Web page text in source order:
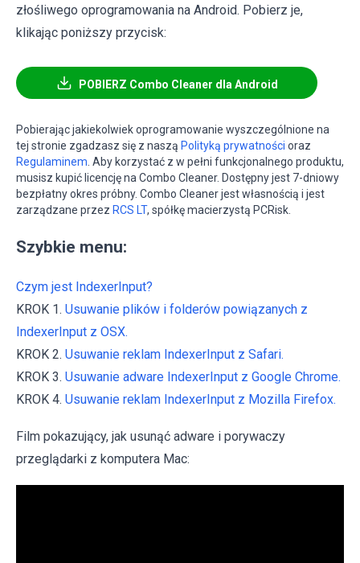
złośliwego oprogramowania na Android. Pobierz je,
klikając poniższy przycisk:
POBIERZ Combo Cleaner dla Android
Pobierając jakiekolwiek oprogramowanie wyszczególnione na
tej stronie zgadzasz się z naszą Polityką prywatności oraz
Regulaminem. Aby korzystać z w pełni funkcjonalnego produktu,
musisz kupić licencję na Combo Cleaner. Dostępny jest 7-dniowy
bezpłatny okres próbny. Combo Cleaner jest własnością i jest
zarządzane przez RCS LT, spółkę macierzystą PCRisk.
Szybkie menu:
Czym jest IndexerInput?
KROK 1. Usuwanie plików i folderów powiązanych z
IndexerInput z OSX.
KROK 2. Usuwanie reklam IndexerInput z Safari.
KROK 3. Usuwanie adware IndexerInput z Google Chrome.
KROK 4. Usuwanie reklam IndexerInput z Mozilla Firefox.
Film pokazujący, jak usunąć adware i porywaczy
przeglądarki z komputera Mac: